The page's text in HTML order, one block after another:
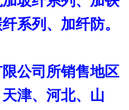
系列、加纤防。
公司 所销售地区
津、河北、山